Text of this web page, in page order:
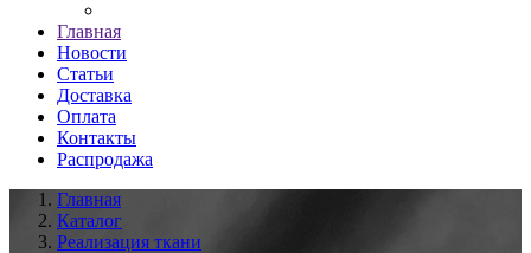
Главная
Новости
Статьи
Доставка
Оплата
Контакты
Распродажа
Главная
Каталог
Реализация ткани